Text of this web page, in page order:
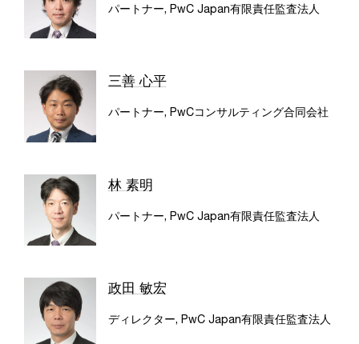
パートナー, PwC Japan有限責任監査法人
三善 心平
パートナー, PwCコンサルティング合同会社
林 素明
パートナー, PwC Japan有限責任監査法人
政田 敏宏
ディレクター, PwC Japan有限責任監査法人